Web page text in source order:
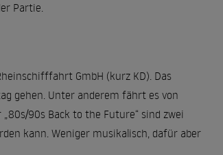
Partie.
GmbH (kurz KD). Das
gehen. Unter anderem fährt es von
„80s/90s Back to the Future“ sind zwei
kann. Weniger musikalisch, dafür aber